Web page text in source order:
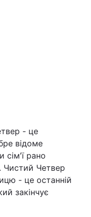
- це
відоме
сім'ї рано
Чистий Четвер
- це останній
закінчує